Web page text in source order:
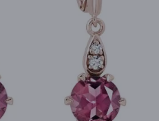
HALO-DESIGN
ORIGINELLE SETS
AMETHYSTE
EINZELOHRRINGE
GELBGOLD
ROSÉGOLD
EDELSTEINE
MAGNETISCHE HALSKETTEN
SÜSSWASSERPERLEN
LÜNETTENFASSUNG
ROSÉGOLD
GRAVIERBARER SCHMUCK
LETNÍ VRSTVENÍ
FÜR DIE MUTTER